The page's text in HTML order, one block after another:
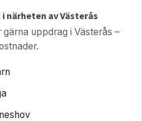
närheten av Västerås
uppdrag i Västerås –